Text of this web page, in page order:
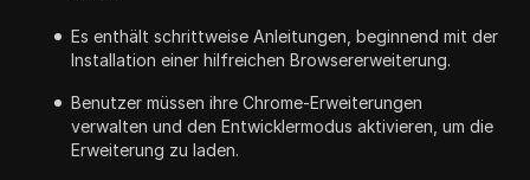
Es enthält schrittweise Anleitungen, beginnend mit der
Installation einer hilfreichen Browsererweiterung.
Benutzer müssen ihre Chrome-Erweiterungen
verwalten und den Entwicklermodus aktivieren, um die
Erweiterung zu laden.